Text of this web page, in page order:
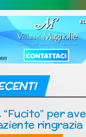
“Fucito” per